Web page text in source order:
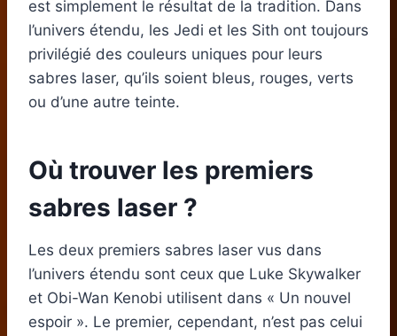
est simplement le résultat de la tradition. Dans
l’univers étendu, les Jedi et les Sith ont toujours
privilégié des couleurs uniques pour leurs
sabres laser, qu’ils soient bleus, rouges, verts
ou d’une autre teinte.
Où trouver les premiers
sabres laser ?
Les deux premiers sabres laser vus dans
l’univers étendu sont ceux que Luke Skywalker
et Obi-Wan Kenobi utilisent dans « Un nouvel
espoir ». Le premier, cependant, n’est pas celui